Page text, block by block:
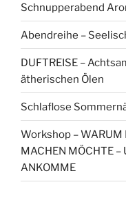
Schnupperabend
Abendreihe –
DUFTREISE –
ätherischen Ölen
Schlaflose
Workshop – WARUM
MACHEN MÖCHTE –
ANKOMME